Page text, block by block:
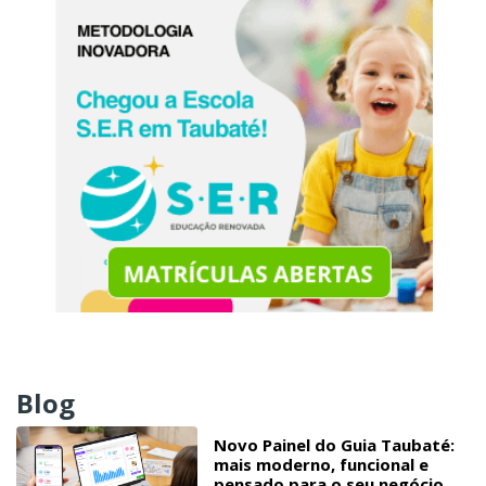
Blog
Novo Painel do Guia Taubaté:
mais moderno, funcional e